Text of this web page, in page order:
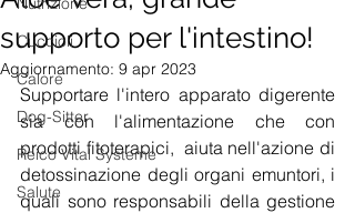
Cuccioli
Calore
Dog-Sitter
Reico Vital Systeme
Salute
supporto per l'intestino!
Aggiornamento: 9 apr 2023
Supportare l'intero apparato digerente
sia con l'alimentazione che con
prodotti fitoterapici,  aiuta nell'azione di
detossinazione degli organi emuntori, i
quali sono responsabili della gestione